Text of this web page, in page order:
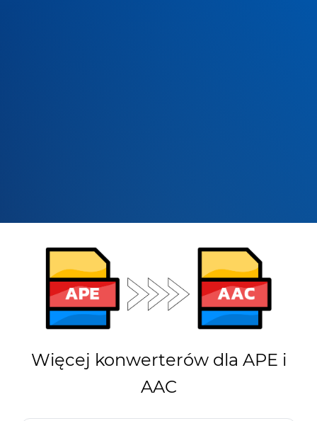
Więcej konwerterów dla APE i
AAC